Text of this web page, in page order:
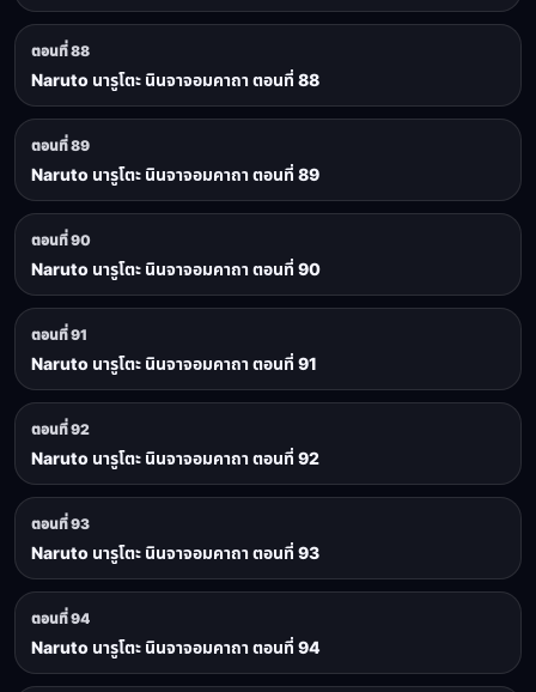
ตอนที่ 88
Naruto นารูโตะ นินจาจอมคาถา ตอนที่ 88
ตอนที่ 89
Naruto นารูโตะ นินจาจอมคาถา ตอนที่ 89
ตอนที่ 90
Naruto นารูโตะ นินจาจอมคาถา ตอนที่ 90
ตอนที่ 91
Naruto นารูโตะ นินจาจอมคาถา ตอนที่ 91
ตอนที่ 92
Naruto นารูโตะ นินจาจอมคาถา ตอนที่ 92
ตอนที่ 93
Naruto นารูโตะ นินจาจอมคาถา ตอนที่ 93
ตอนที่ 94
Naruto นารูโตะ นินจาจอมคาถา ตอนที่ 94